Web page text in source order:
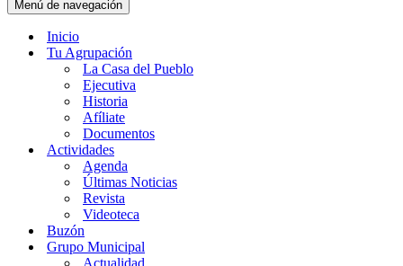
Menú de navegación
Inicio
Tu Agrupación
La Casa del Pueblo
Ejecutiva
Historia
Afíliate
Documentos
Actividades
Agenda
Últimas Noticias
Revista
Videoteca
Buzón
Grupo Municipal
Actualidad